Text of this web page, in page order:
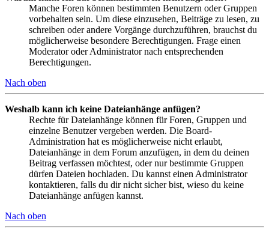
Manche Foren können bestimmten Benutzern oder Gruppen
vorbehalten sein. Um diese einzusehen, Beiträge zu lesen, zu
schreiben oder andere Vorgänge durchzuführen, brauchst du
möglicherweise besondere Berechtigungen. Frage einen
Moderator oder Administrator nach entsprechenden
Berechtigungen.
Nach oben
Weshalb kann ich keine Dateianhänge anfügen?
Rechte für Dateianhänge können für Foren, Gruppen und
einzelne Benutzer vergeben werden. Die Board-
Administration hat es möglicherweise nicht erlaubt,
Dateianhänge in dem Forum anzufügen, in dem du deinen
Beitrag verfassen möchtest, oder nur bestimmte Gruppen
dürfen Dateien hochladen. Du kannst einen Administrator
kontaktieren, falls du dir nicht sicher bist, wieso du keine
Dateianhänge anfügen kannst.
Nach oben